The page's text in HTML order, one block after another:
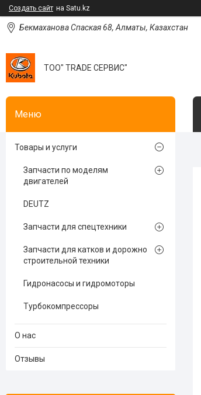
Создать сайт на Satu.kz
Бекмаханова Спаская 68, Алматы, Казахстан
ТОО" TRADE СЕРВИС"
Товары и услуги
Запчасти по моделям
двигателей
DEUTZ
Запчасти для спецтехники
Запчасти для катков и дорожно
строительной техники
Гидронасосы и гидромоторы
Турбокомпрессоры
О нас
Отзывы